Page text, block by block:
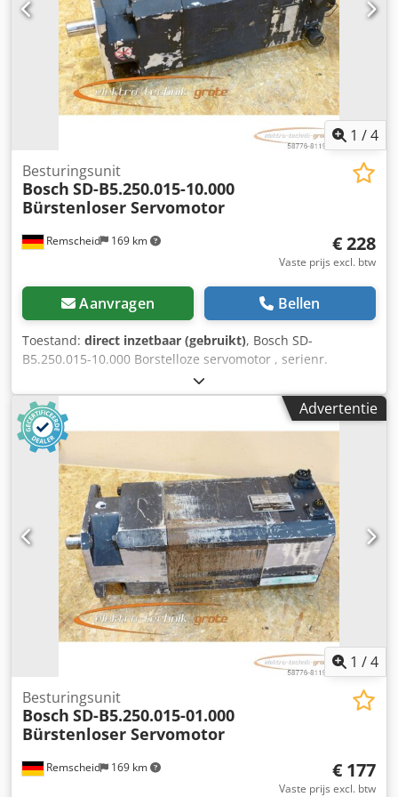
1 /4
Remscheid 169 km
Besturingsunit
Bosch SD-B5.250.015-10.000
Bürstenloser Servomotor
€ 228
Vaste prijs excl. btw
Aanvragen Bellen
Toestand: direct inzetbaar (gebruikt), Bosch SD-
B5.250.015-10.000 Borstelloze servomotor , serienr.
volgens foto , gatafstand montagegaten: 152 x 152 mm, Ø
aandrijfas: 32 mm , gebruikt, normale gebruikssporen,
100% functioneel ATTENTIE: Kosten voor verpakking en
transport graag apart opvragen! ATTENTIE: kosten voor
verpakking en transport apart opvragen! Codpfxsi D E U Rs
Apioha
Advertentie
1 /4
Remscheid 169 km
Besturingsunit
Bosch SD-B5.250.015-01.000
Bürstenloser Servomotor
€ 177
Vaste prijs excl. btw